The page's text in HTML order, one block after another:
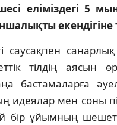
елiмiздегi 5
екендiгiне
саусақпен
тiлдiң аясын
бастамаларға
идеялар мен соны
бiр ұйымның